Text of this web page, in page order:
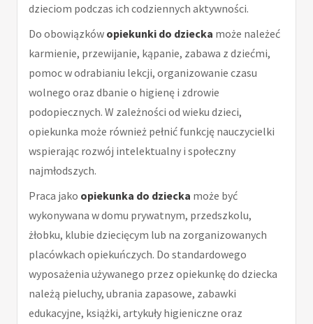
dzieciom podczas ich codziennych aktywności.
Do obowiązków opiekunki do dziecka może należeć
karmienie, przewijanie, kąpanie, zabawa z dziećmi,
pomoc w odrabianiu lekcji, organizowanie czasu
wolnego oraz dbanie o higienę i zdrowie
podopiecznych. W zależności od wieku dzieci,
opiekunka może również pełnić funkcję nauczycielki
wspierając rozwój intelektualny i społeczny
najmłodszych.
Praca jako opiekunka do dziecka może być
wykonywana w domu prywatnym, przedszkolu,
żłobku, klubie dziecięcym lub na zorganizowanych
placówkach opiekuńczych. Do standardowego
wyposażenia używanego przez opiekunkę do dziecka
należą pieluchy, ubrania zapasowe, zabawki
edukacyjne, książki, artykuły higieniczne oraz